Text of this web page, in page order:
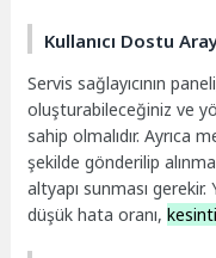
Kullanıcı Dostu
Servis sağlayıcının
oluşturabileceğiniz ve
sahip olmalıdır. Ayrıca
şekilde gönderilip
altyapı sunması
düşük hata oranı,